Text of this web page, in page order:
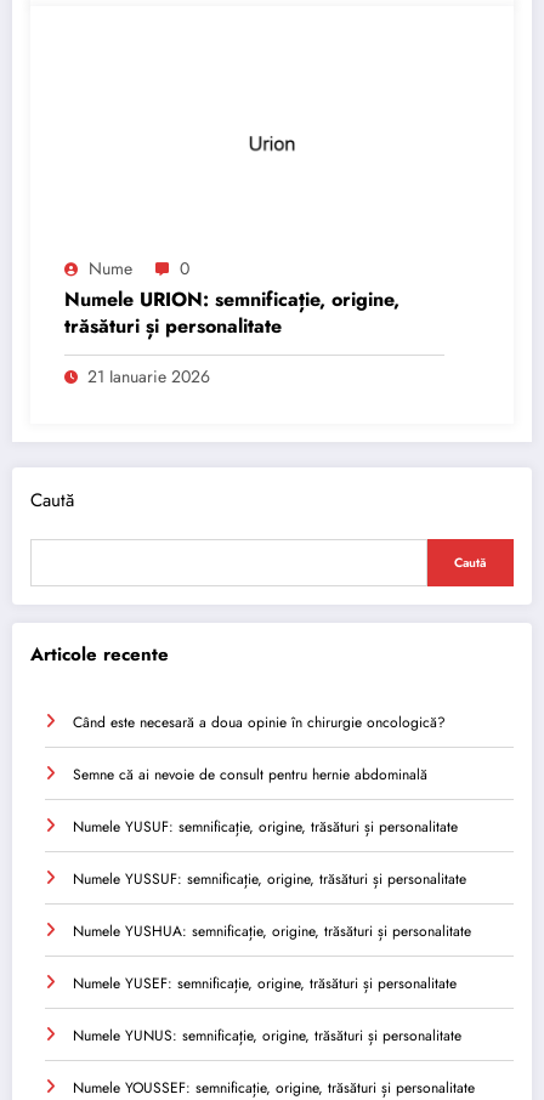
Nume 0
Numele URION: semnificație, origine,
trăsături și personalitate
21 Ianuarie 2026
Caută
Caută
Articole recente
Când este necesară a doua opinie în chirurgie oncologică?
Semne că ai nevoie de consult pentru hernie abdominală
Numele YUSUF: semnificație, origine, trăsături și personalitate
Numele YUSSUF: semnificație, origine, trăsături și personalitate
Numele YUSHUA: semnificație, origine, trăsături și personalitate
Numele YUSEF: semnificație, origine, trăsături și personalitate
Numele YUNUS: semnificație, origine, trăsături și personalitate
Numele YOUSSEF: semnificație, origine, trăsături și personalitate